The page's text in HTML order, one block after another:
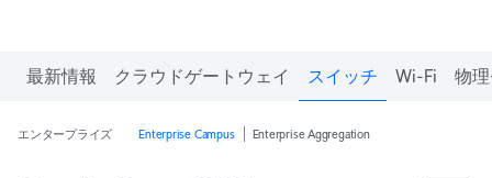
最新情報 クラウドゲートウェイ スイッチ Wi-Fi 物
エンタープライズ Enterprise Campus Enterprise Aggregation